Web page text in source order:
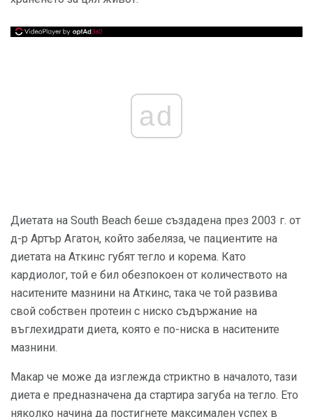
ad
Диетата на South Beach беше създадена през 2003 г. от
д-р Артър Агатон, който забеляза, че пациентите на
диетата на Аткинс губят тегло и корема. Като
кардиолог, той е бил обезпокоен от количеството на
наситените мазнини на Аткинс, така че той развива
свой собствен протеин с ниско съдържание на
въглехидрати диета, която е по-ниска в наситените
мазнини.
Макар че може да изглежда стриктно в началото, тази
диета е предназначена да стартира загуба на тегло. Ето
няколко начина да постигнете максимален успех в